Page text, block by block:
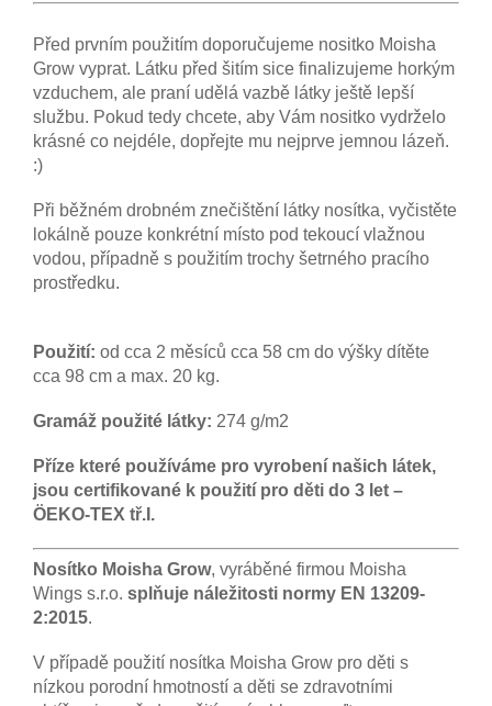
Před prvním použitím doporučujeme nositko Moisha
Grow vyprat. Látku před šitím sice finalizujeme horkým
vzduchem, ale praní udělá vazbě látky ještě lepší
službu. Pokud tedy chcete, aby Vám nositko vydrželo
krásné co nejdéle, dopřejte mu nejprve jemnou lázeň.
:)
Při běžném drobném znečištění látky nosítka, vyčistěte
lokálně pouze konkrétní místo pod tekoucí vlažnou
vodou, případně s použitím trochy šetrného pracího
prostředku.
Použití: od cca 2 měsíců cca 58 cm do výšky dítěte
cca 98 cm a max. 20 kg.
Gramáž použité látky: 274 g/m2
Příze které používáme pro vyrobení našich látek,
jsou certifikované k použití pro děti do 3 let –
ÖEKO-TEX tř.I.
Nosítko Moisha Grow, vyráběné firmou Moisha
Wings s.r.o. splňuje náležitosti normy EN 13209-
2:2015.
V případě použití nosítka Moisha Grow pro děti s
nízkou porodní hmotností a děti se zdravotními